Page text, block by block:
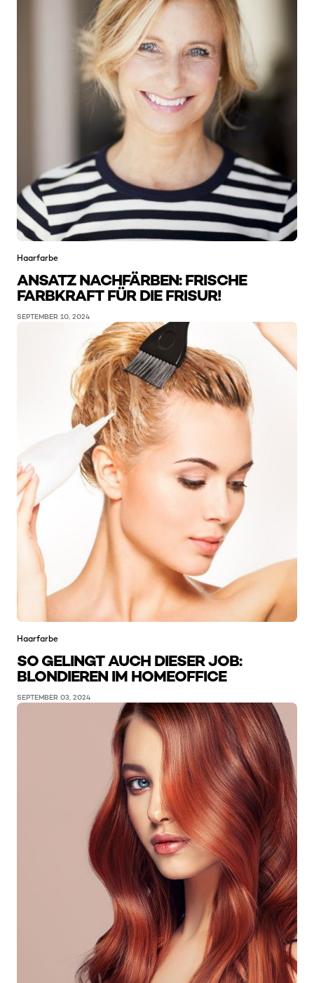
Haarfarbe
ANSATZ NACHFÄRBEN: FRISCHE
FARBKRAFT FÜR DIE FRISUR!
SEPTEMBER 10, 2024
Haarfarbe
SO GELINGT AUCH DIESER JOB:
BLONDIEREN IM HOMEOFFICE
SEPTEMBER 03, 2024